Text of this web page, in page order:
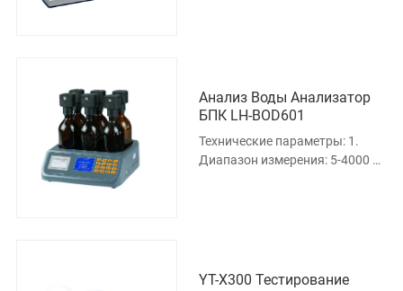
Анализ Воды Анализатор
БПК LH-BOD601
Технические параметры: 1.
Диапазон измерения: 5-4000 мг
YT-X300 Тестирование